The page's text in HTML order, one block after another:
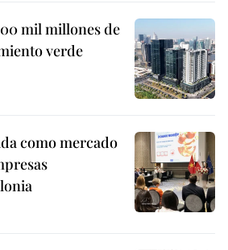
mil millones de
verde
como mercado